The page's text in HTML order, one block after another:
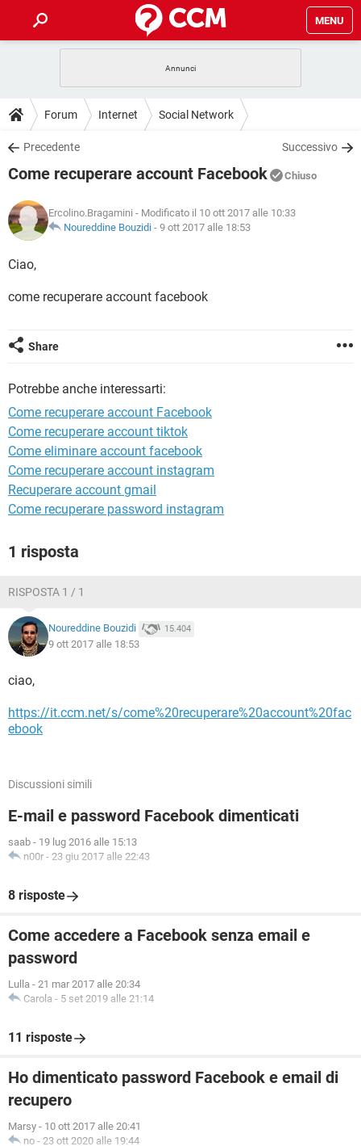
MENU
INTRATTENIMENTO ANDROID
iOS
INSTAGRAM WHATSAPP
TIKTOK
HARDWARE
GUIDE
COVID-19
INSTAGRAM WHATSAPP
TIKTOK
HARDWARE
DOWNLOAD
COVID-19 GAMING
INTRATTENIMENTO
iOS WINDOWS 10
INSTAGRAM
COVID-19 GAMING
INTRATTENIMENTO
iOS
INSTAGRAM WHATSAPP
HARDWARE
GLOSSARIO
COVID-19
INSTAGRAM
HARDWARE
Forum Internet Social Network
Precedente Successivo
Come recuperare account Facebook Chiuso
Ercolino.Bragamini - Modificato il 10 ott 2017 alle 10:33
Noureddine Bouzidi - 9 ott 2017 alle 18:53
Ciao,
come recuperare account facebook
Share
Potrebbe anche interessarti:
Come recuperare account Facebook
Come recuperare account tiktok
Come eliminare account facebook
Come recuperare account instagram
Recuperare account gmail
Come recuperare password instagram
1 risposta
RISPOSTA 1 / 1
Noureddine Bouzidi 15.404
9 ott 2017 alle 18:53
ciao,
https://it.ccm.net/s/come%20recuperare%20account%20fac
ebook
Discussioni simili
E-mail e password Facebook dimenticati
saab - 19 lug 2016 alle 15:13
n00r - 23 giu 2017 alle 22:43
8 risposte
Come accedere a Facebook senza email e
password
Lulla - 21 mar 2017 alle 20:34
Carola - 5 set 2019 alle 21:14
11 risposte
Ho dimenticato password Facebook e email di
recupero
Marsy - 10 ott 2017 alle 20:41
no - 23 ott 2020 alle 19:44